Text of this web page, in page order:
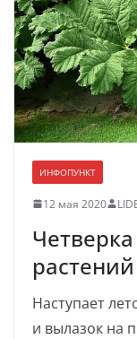
ИНФОПУНКТ
12 мая 2020
Наступает
и вылазок на